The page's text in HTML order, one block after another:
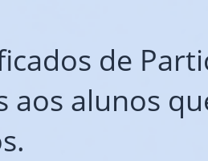
de
aos alunos